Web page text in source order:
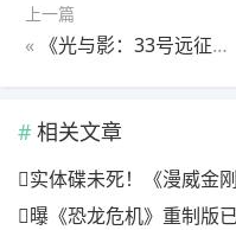
上一篇
« 《光与影：33号远征队》奋力一搏符纹获取
相关文章
实体碟未死！《漫威金
曝《恐龙危机》重制版